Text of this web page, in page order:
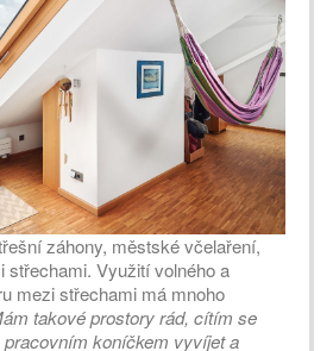
záhony, městské včelaření,
střechami. Využití volného a
mezi střechami má mnoho
takové prostory rád, cítím se
koníčkem vyvíjet a